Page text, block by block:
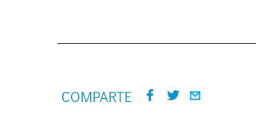
COMPARTE